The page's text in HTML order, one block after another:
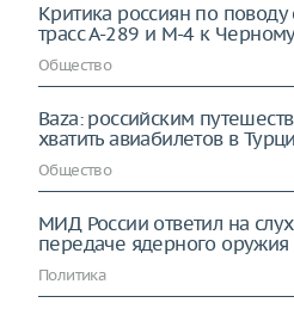
Критика россиян по поводу
трасс А-289 и М-4 к
Общество
Baza: российским
хватить авиабилетов в
Общество
МИД России ответил на
передаче ядерного
Политика